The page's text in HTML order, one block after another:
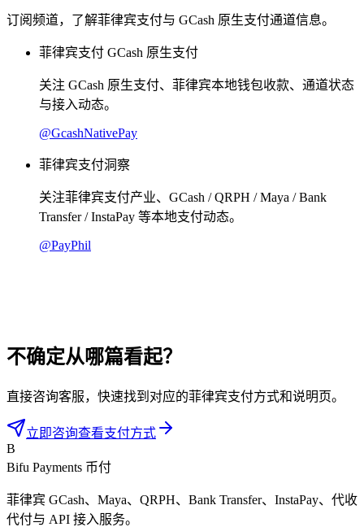
订阅频道，了解菲律宾支付与 GCash 原生支付通道信息。
菲律宾支付 GCash 原生支付
关注 GCash 原生支付、菲律宾本地钱包收款、通道状态
与接入动态。
@GcashNativePay
菲律宾支付洞察
关注菲律宾支付产业、GCash / QRPH / Maya / Bank
Transfer / InstaPay 等本地支付动态。
@PayPhil
不确定从哪篇看起？
直接咨询客服，快速找到对应的菲律宾支付方式和说明页。
立即咨询查看支付方式
B
Bifu Payments 币付
菲律宾 GCash、Maya、QRPH、Bank Transfer、InstaPay、代收
代付与 API 接入服务。